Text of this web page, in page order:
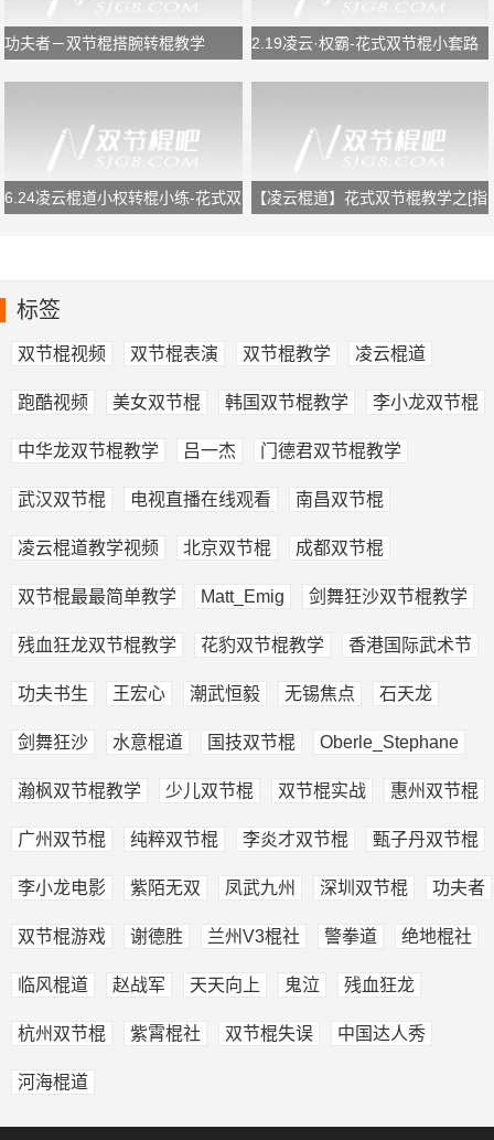
功夫者－双节棍搭腕转棍教学
2.19凌云·权霸-花式双节棍小套路
6.24凌云棍道小权转棍小练-花式双
【凌云棍道】花式双节棍教学之[指
标签
双节棍视频 双节棍表演 双节棍教学 凌云棍道
跑酷视频 美女双节棍 韩国双节棍教学 李小龙双节棍
中华龙双节棍教学 吕一杰 门德君双节棍教学
武汉双节棍 电视直播在线观看 南昌双节棍
凌云棍道教学视频 北京双节棍 成都双节棍
双节棍最最简单教学 Matt_Emig 剑舞狂沙双节棍教学
残血狂龙双节棍教学 花豹双节棍教学 香港国际武术节
功夫书生 王宏心 潮武恒毅 无锡焦点 石天龙
剑舞狂沙 水意棍道 国技双节棍 Oberle_Stephane
瀚枫双节棍教学 少儿双节棍 双节棍实战 惠州双节棍
广州双节棍 纯粹双节棍 李炎才双节棍 甄子丹双节棍
李小龙电影 紫陌无双 凤武九州 深圳双节棍 功夫者
双节棍游戏 谢德胜 兰州V3棍社 警拳道 绝地棍社
临风棍道 赵战军 天天向上 鬼泣 残血狂龙
杭州双节棍 紫霄棍社 双节棍失误 中国达人秀
河海棍道